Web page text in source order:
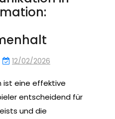
12/02/2026
ist eine effektive
entscheidend für
und die